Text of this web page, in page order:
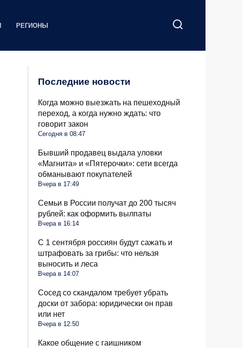
РЕГИОНЫ
Последние новости
Когда можно выезжать на пешеходный
переход, а когда нужно ждать: что
говорит закон
Сегодня в 08:47
Бывший продавец выдала уловки
«Магнита» и «Пятерочки»: сети всегда
обманывают покупателей
Вчера в 17:49
Семьи в России получат до 200 тысяч
рублей: как оформить вылпаты
Вчера в 16:14
С 1 сентября россиян будут сажать и
штрафовать за грибы: что нельзя
выносить и леса
Вчера в 14:07
Сосед со скандалом требует убрать
доски от забора: юридически он прав
или нет
Вчера в 12:50
Какое общение с гаишником